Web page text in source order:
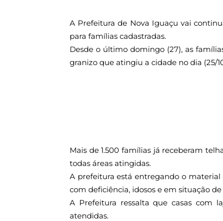
A Prefeitura de Nova Iguaçu vai
para famílias cadastradas.
Desde o último domingo (27), as
granizo que atingiu a cidade no dia (25/
Mais de 1.500 famílias já receberam
todas áreas atingidas.
A prefeitura está entregando o
com deficiência, idosos e em situação
A Prefeitura ressalta que casas com
atendidas.